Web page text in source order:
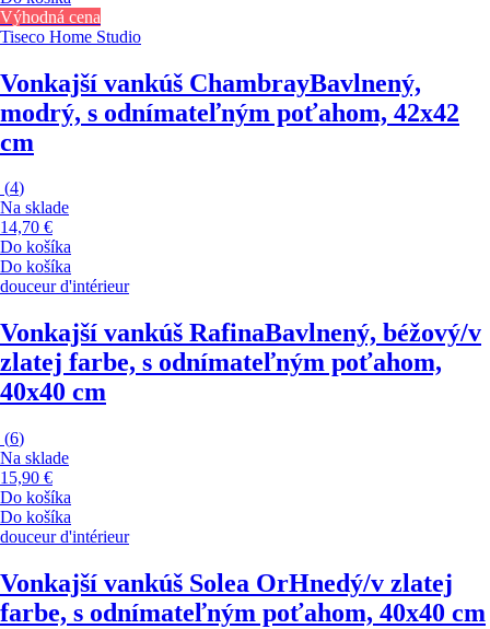
Výhodná cena
Tiseco Home Studio
Vonkajší vankúš ChambrayBavlnený,
modrý, s odnímateľným poťahom, 42x42
cm
(4)
Na sklade
14,70 €
Do košíka
Do košíka
douceur d'intérieur
Vonkajší vankúš RafinaBavlnený, béžový/v
zlatej farbe, s odnímateľným poťahom,
40x40 cm
(6)
Na sklade
15,90 €
Do košíka
Do košíka
douceur d'intérieur
Vonkajší vankúš Solea OrHnedý/v zlatej
farbe, s odnímateľným poťahom, 40x40 cm